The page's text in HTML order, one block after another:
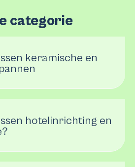
categorie
keramische en
hotelinrichting en